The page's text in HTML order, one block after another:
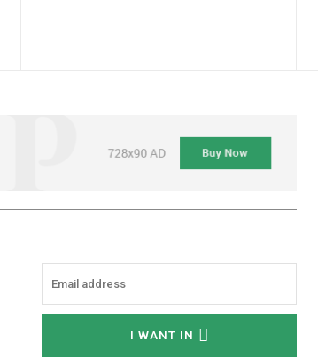
I WANT IN